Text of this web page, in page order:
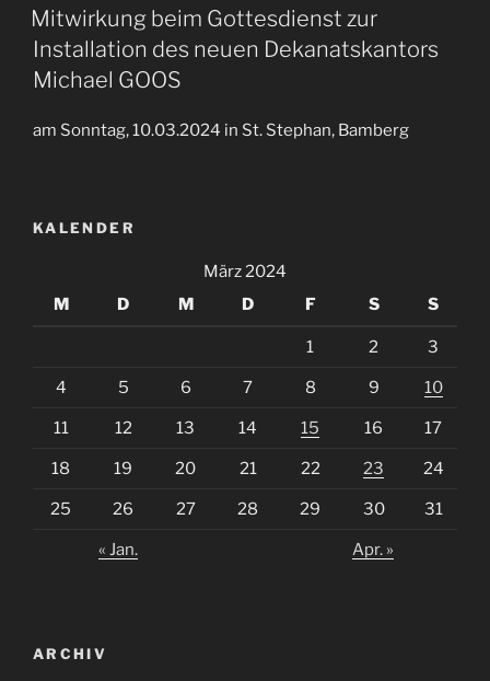
AM
Mitwirkung beim Gottesdienst zur
Installation des neuen Dekanatskantors
Michael GOOS
am Sonntag, 10.03.2024 in St. Stephan, Bamberg
KALENDER
März 2024
M
D M D F S S
1 2 3
4 5 6 7 8 9 10
11 12 13 14 15 16 17
18 19 20 21 22 23 24
25 26 27 28 29 30 31
« Jan. Apr. »
ARCHIV